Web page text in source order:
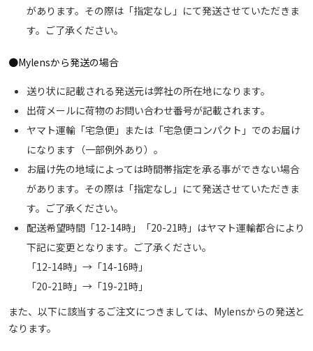
があります。その際は「指定なし」にて発送させていただきま
す。ご了承ください。
●Mylensから発送の場合
送り状に記載される発送元は弊社の所在地になります。
出荷メールに荷物のお問い合わせ番号が記載されます。
ヤマト運輸「宅急便」または「宅急便コンパクト」でのお届け
になります（一部例外あり）。
お届け先の地域によっては時間帯指定を承る事ができない場合
があります。その際は「指定なし」にて発送させていただきま
す。ご了承ください。
配送希望時間「12-14時」「20-21時」はヤマト運輸都合により
下記に変更となります。ご了承ください。
「12-14時」→「14-16時」
「20-21時」→「19-21時」
また、以下に該当するご注文につきましては、Mylensからの発送と
なります。